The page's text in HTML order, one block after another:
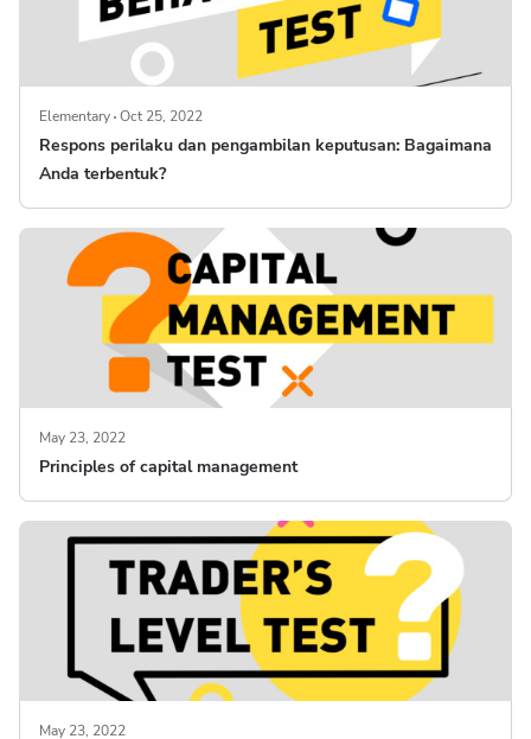
Elementary Oct 25, 2022
Respons perilaku dan pengambilan keputusan: Bagaimana
Anda terbentuk?
May 23, 2022
Principles of capital management
May 23, 2022